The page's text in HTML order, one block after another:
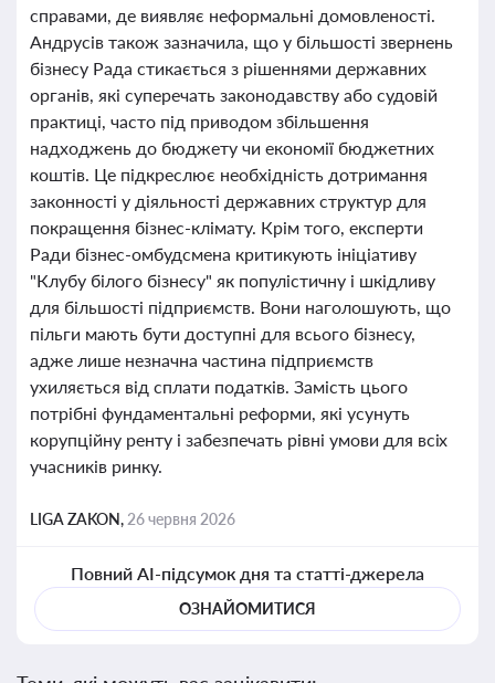
справами, де виявляє неформальні домовленості.
Андрусів також зазначила, що у більшості звернень
бізнесу Рада стикається з рішеннями державних
органів, які суперечать законодавству або судовій
практиці, часто під приводом збільшення
надходжень до бюджету чи економії бюджетних
коштів. Це підкреслює необхідність дотримання
законності у діяльності державних структур для
покращення бізнес-клімату. Крім того, експерти
Ради бізнес-омбудсмена критикують ініціативу
"Клубу білого бізнесу" як популістичну і шкідливу
для більшості підприємств. Вони наголошують, що
пільги мають бути доступні для всього бізнесу,
адже лише незначна частина підприємств
ухиляється від сплати податків. Замість цього
потрібні фундаментальні реформи, які усунуть
корупційну ренту і забезпечать рівні умови для всіх
учасників ринку.
LIGA ZAKON, 26 червня 2026
Повний AI-підсумок дня та статті-джерела
ОЗНАЙОМИТИСЯ